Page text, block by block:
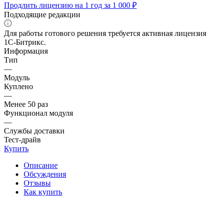
Продлить лицензию на 1 год за 1 000 ₽
Подходящие редакции
Для работы готового решения требуется активная лицензия
1С-Битрикс.
Информация
Тип
—
Модуль
Куплено
—
Менее 50 раз
Функционал модуля
—
Службы доставки
Тест-драйв
Купить
Описание
Обсуждения
Отзывы
Как купить